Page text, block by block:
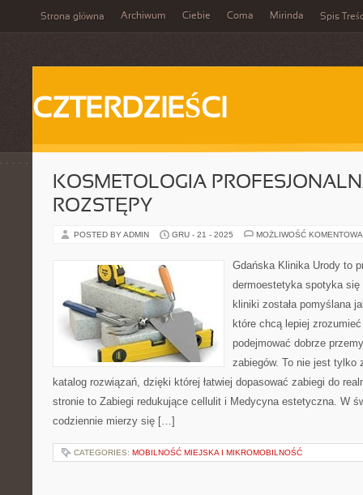
Strona główna Archiwum Ciebie Coma Mirinda Spis
CZTERDZIEŚCI
KOSMETOLOGIA
ROZSTĘPY
POSTED BY ADMIN GRU - 21 - 2025 MOŻLIWOŚĆ
Gdańska Klinika Urody to
dermoestetyka spotyka
kliniki została pomyślana
które chcą lepiej
podejmować dobrze
zabiegów. To nie jest tylko
katalog rozwiązań, dzięki której łatwiej dopasować zabiegi do
stronie to Zabiegi redukujące cellulit i Medycyna estetyczna. W
codziennie mierzy się […]
CATEGORIES: MOBILNOŚĆ MIEJSKA I MIKROMOBILNOŚĆ